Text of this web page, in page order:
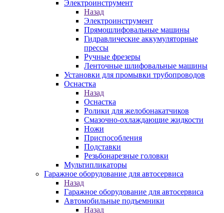
Электроинструмент
Назад
Электроинструмент
Прямошлифовальные машины
Гидравлические аккумуляторные
прессы
Ручные фрезеры
Ленточные шлифовальные машины
Установки для промывки трубопроводов
Оснастка
Назад
Оснастка
Ролики для желобонакатчиков
Смазочно-охлаждающие жидкости
Ножи
Приспособления
Подставки
Резьбонарезные головки
Мультипликаторы
Гаражное оборудование для автосервиса
Назад
Гаражное оборудование для автосервиса
Автомобильные подъемники
Назад